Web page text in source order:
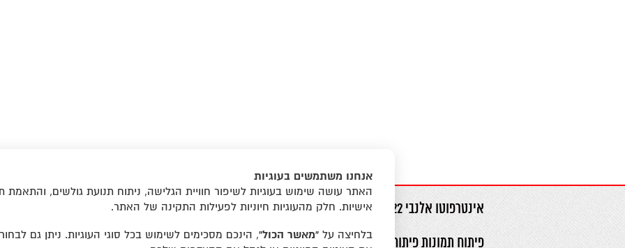
אינטרפוטו אלנבי 22 תל אביב טל. 03-5175346 פקס.03-5161508
print@ifoto.co.il
פיתוח תמונות פיתוח סרטי צילום מצלמות לומוגרפיה פולארויד פוג'י אינסטקס ותמונות פספורט
אנחנו משתמשים בעוגיות
האתר עושה שימוש בעוגיות לשיפור חוויית הגלישה, ניתוח תנועת גולשים, והתאמת
אישיות. חלק מהעוגיות חיוניות לפעילות התקינה של האתר.
בלחיצה על “מאשר הכול”, הינכם מסכימים לשימוש בכל סוגי העוגיות. ניתן גם